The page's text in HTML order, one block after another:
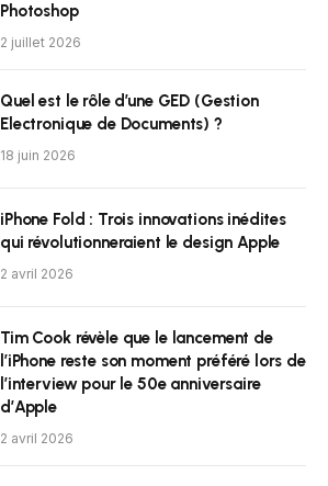
Photoshop
2 juillet 2026
Quel est le rôle d’une GED (Gestion
Electronique de Documents) ?
18 juin 2026
iPhone Fold : Trois innovations inédites
qui révolutionneraient le design Apple
2 avril 2026
Tim Cook révèle que le lancement de
l’iPhone reste son moment préféré lors de
l’interview pour le 50e anniversaire
d’Apple
2 avril 2026